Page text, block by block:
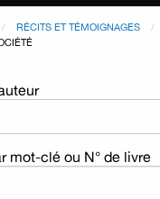
RÉCITS ET TÉMOIGNAGES
mot-clé ou N° de livre